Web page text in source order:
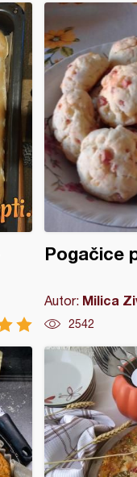
Pogačice
Autor: Milica
2542